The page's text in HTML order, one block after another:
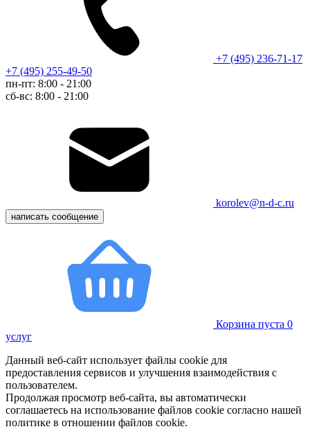
+7 (495) 236-71-17
+7 (495) 255-49-50
пн-пт: 8:00 - 21:00
сб-вс: 8:00 - 21:00
korolev@n-d-c.ru
написать сообщение
Корзина пуста 0
услуг
Данный веб-сайт использует файлы cookie для
предоставления сервисов и улучшения взаимодействия с
пользователем.
Продолжая просмотр веб-сайта, вы автоматически
соглашаетесь на использование файлов cookie согласно нашей
политике в отношении файлов cookie.